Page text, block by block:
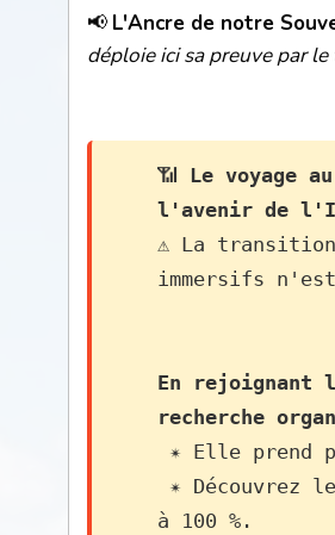
📢L'Ancre de notre
déploie ici sa preuve par
📶 Le voyage
l'avenir de
⚠️ La transition
immersifs
En rejoignant
recherche
✴️ Elle prend
à 100 %.